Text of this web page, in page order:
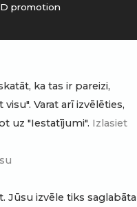
promotion
ka tas ir pareizi,
Varat arī izvēlēties,
uz "Iestatījumi". Izlasiet
Jūsu izvēle tiks saglabāta